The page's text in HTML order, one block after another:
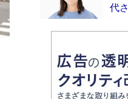
美輪明宏 晩年の
るための人生相談
メントベストセラ
「宇宙兄弟」最
開発への関心を
版には「宇宙で
Book Bang
代